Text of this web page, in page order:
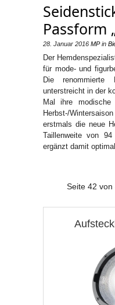
Passform
28. Januar 2016 MPin
Der
für mode- und
Die renommierte
unterstreicht in der
Mal ihre
Herbst-/
erstmals die neue
Taillenweite von
ergänzt damit
Seite 42 von